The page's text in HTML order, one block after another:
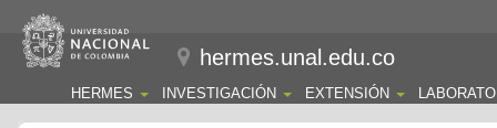
hermes.unal.edu.co
HERMES INVESTIGACIÓN EXTENSIÓN